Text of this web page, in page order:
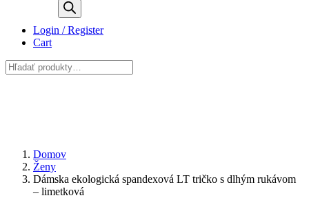
search
Login / Register
Cart
Domov
Ženy
Dámska ekologická spandexová LT tričko s dlhým rukávom
– limetková